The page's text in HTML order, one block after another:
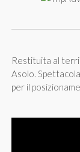
Restituita al
Asolo.
per il